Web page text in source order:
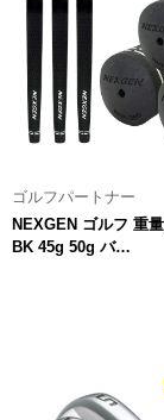
ゴルフパートナー
NEXGEN ゴルフ 重
BK 45g 50g バ…